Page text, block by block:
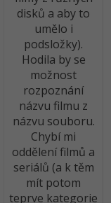
disků a aby to
umělo i
podsložky).
Hodila by se
možnost
rozpoznání
názvu filmu z
názvu souboru.
Chybí mi
oddělení filmů a
seriálů (a k těm
mít potom
teprve kategorie